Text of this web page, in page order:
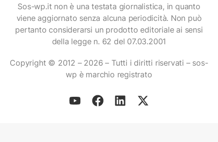
Sos-wp.it non è una testata giornalistica, in quanto
viene aggiornato senza alcuna periodicità. Non può
pertanto considerarsi un prodotto editoriale ai sensi
della legge n. 62 del 07.03.2001
Copyright © 2012 – 2026 – Tutti i diritti riservati – sos-
wp è marchio registrato